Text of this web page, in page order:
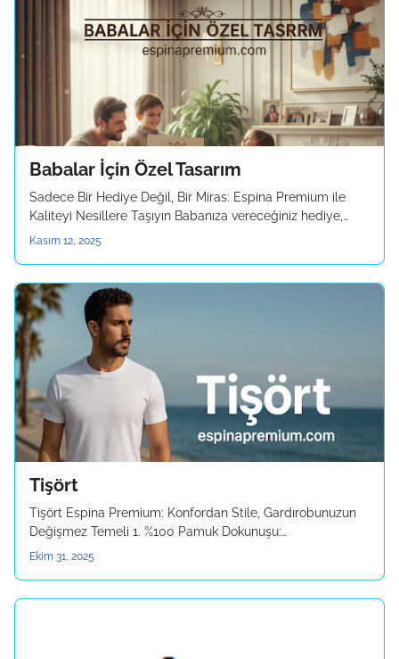
Babalar İçin Özel Tasarım
Sadece Bir Hediye Değil, Bir Miras: Espina Premium ile
Kaliteyi Nesillere Taşıyın Babanıza vereceğiniz hediye,…
Kasım 12, 2025
Tişört
Tişört Espina Premium: Konfordan Stile, Gardırobunuzun
Değişmez Temeli 1. %100 Pamuk Dokunuşu:…
Ekim 31, 2025